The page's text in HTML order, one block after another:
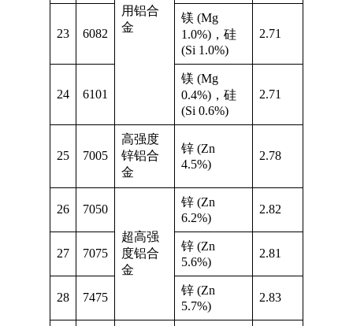
用铝合
金
23 6082
镁 (Mg
1.0%)，硅
(Si 1.0%)
2.71
24 6101
镁 (Mg
0.4%)，硅
(Si 0.6%)
2.71
25 7005
高强度
锌铝合
金
锌 (Zn
4.5%)
2.78
26 7050
超高强
度铝合
金
锌 (Zn
6.2%)
2.82
27 7075
锌 (Zn
5.6%)
2.81
28 7475
锌 (Zn
5.7%)
2.83